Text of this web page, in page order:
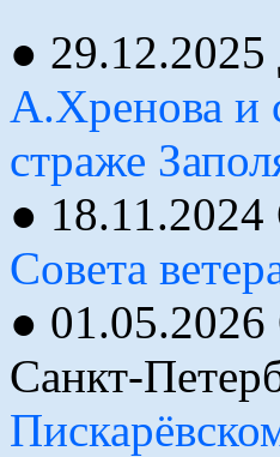
● 29.12.2025
А.Хренова и
страже
●
Совета
● 01.05.2026
Санкт-